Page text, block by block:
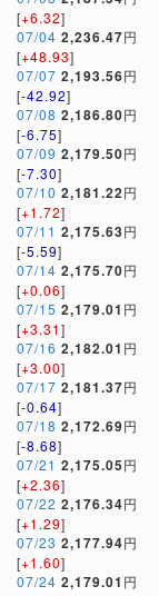
[+6.32]
07/04 2,236.47円
[+48.93]
07/07 2,193.56円
[-42.92]
07/08 2,186.80円
[-6.75]
07/09 2,179.50円
[-7.30]
07/10 2,181.22円
[+1.72]
07/11 2,175.63円
[-5.59]
07/14 2,175.70円
[+0.06]
07/15 2,179.01 円
[+3.31]
07/16 2,182.01 円
[+3.00]
07/17 2,181.37円
[-0.64]
07/18 2,172.69円
[-8.68]
07/21 2,175.05円
[+2.36]
07/22 2,176.34円
[+1.29]
07/23 2,177.94円
[+1.60]
07/24 2,179.01 円